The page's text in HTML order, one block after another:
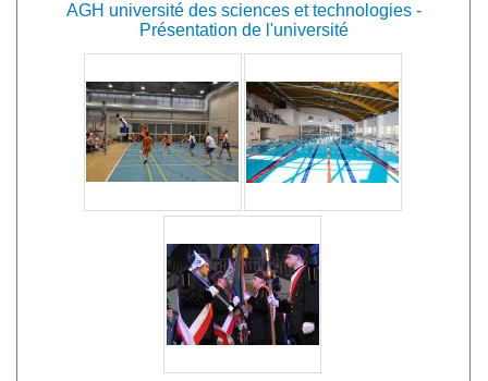
AGH université des sciences et technologies -
Présentation de l'université